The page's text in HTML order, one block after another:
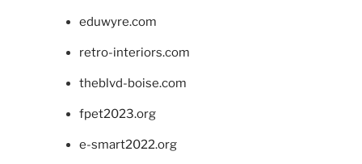
eduwyre.com
retro-interiors.com
theblvd-boise.com
fpet2023.org
e-smart2022.org